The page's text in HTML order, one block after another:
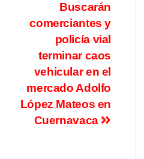
Buscarán
comerciantes y
policía vial
terminar caos
vehicular en el
mercado Adolfo
López Mateos en
Cuernavaca